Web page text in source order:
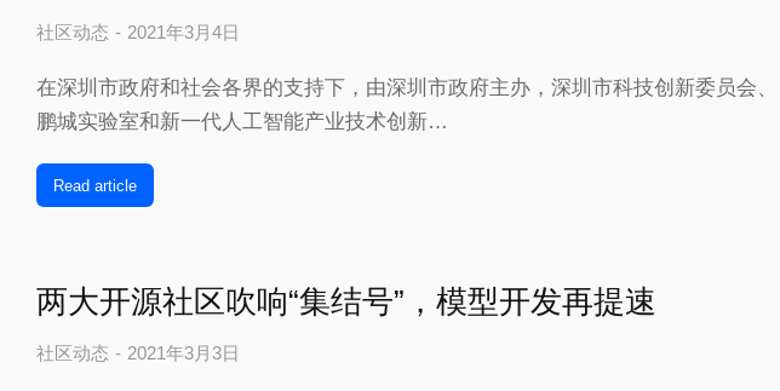
社区动态 2021年3月4日
在深圳市政府和社会各界的支持下，由深圳市政府主办，深圳市科技创新委员会、
鹏城实验室和新一代人工智能产业技术创新…
Read article
两大开源社区吹响“集结号”，模型开发再提速
社区动态 2021年3月3日